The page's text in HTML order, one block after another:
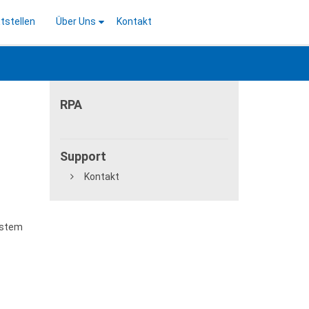
Über Uns Kontakt
RPA
Support
Kontakt